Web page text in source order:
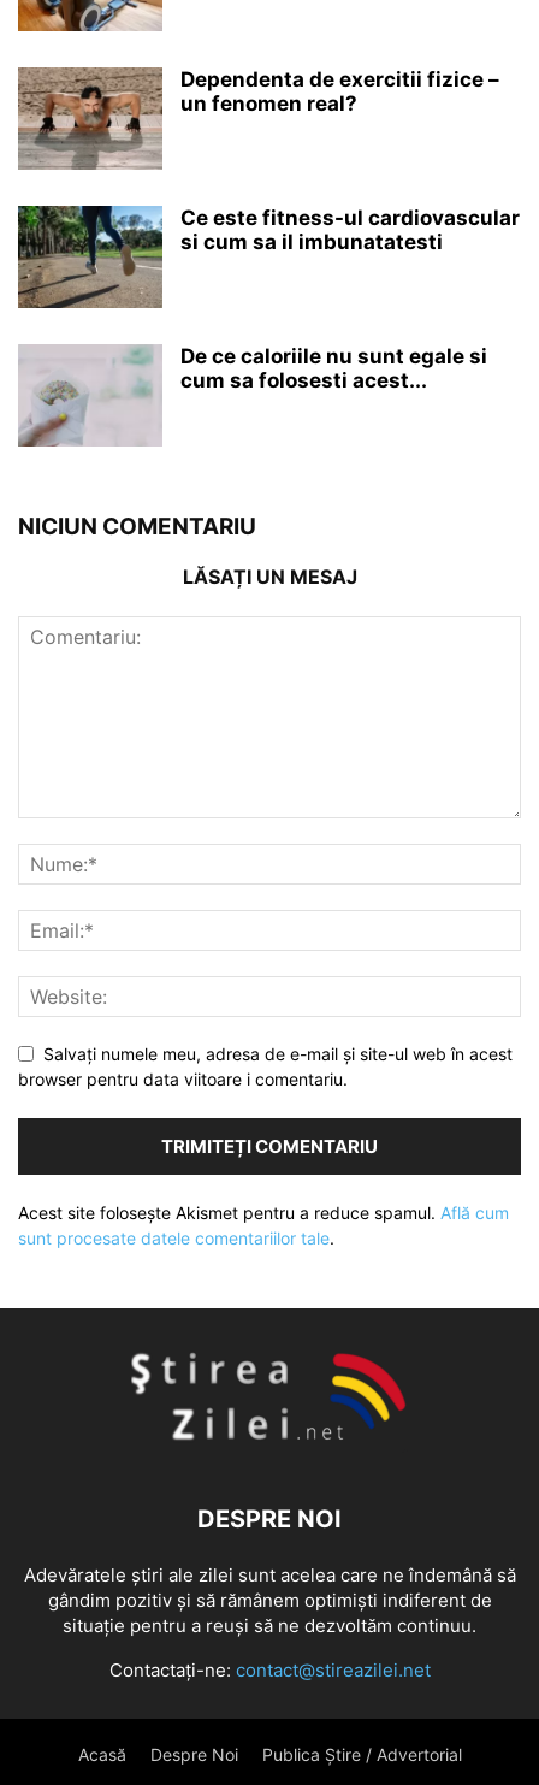
Dependenta de exercitii fizice –
un fenomen real?
Ce este fitness-ul cardiovascular
si cum sa il imbunatatesti
De ce caloriile nu sunt egale si
cum sa folosesti acest...
NICIUN COMENTARIU
LĂSAȚI UN MESAJ
Salvați numele meu, adresa de e-mail și site-ul web în acest
browser pentru data viitoare i comentariu.
Acest site folosește Akismet pentru a reduce spamul. Află cum
sunt procesate datele comentariilor tale.
DESPRE NOI
Adevăratele știri ale zilei sunt acelea care ne îndemână să
gândim pozitiv și să rămânem optimiști indiferent de
situație pentru a reuși să ne dezvoltăm continuu.
Contactați-ne: contact@stireazilei.net
Acasă Despre Noi Publica Știre / Advertorial